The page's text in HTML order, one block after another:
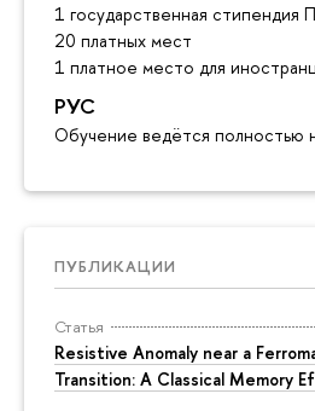
1 государственная стипендия
20 платных мест
1 платное место для
РУС
Обучение ведётся полностью
ПУБЛИКАЦИИ
Статья
Resistive Anomaly near a
Transition: A Classical Memory